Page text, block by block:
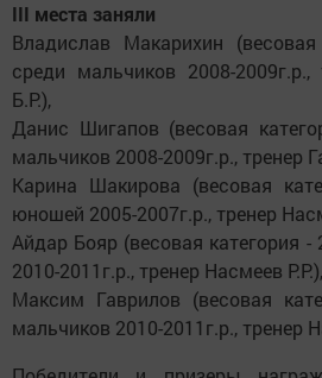
III места заняли
Владислав Макарихин
среди мальчиков 2008-2009г.р.,
Б.Р.),
Данис Шигапов (весовая
мальчиков 2008-2009г.р., тренер
Карина Шакирова (весовая
юношей 2005-2007г.р., тренер
Айдар Бояр (весовая категория -
2010-2011г.р., тренер Насмеев Р.Р.),
Максим Гаврилов (весовая
мальчиков 2010-2011г.р., тренер